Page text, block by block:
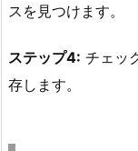
スを見つけます。
ステップ4: チェッ
存します。